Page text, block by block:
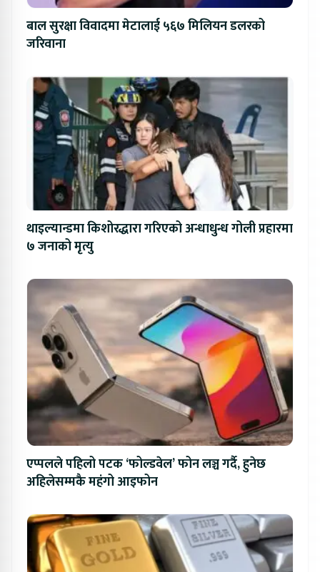
बाल सुरक्षा विवादमा मेटालाई ५६७ मिलियन डलरको
जरिवाना
थाइल्यान्डमा किशोरद्धारा गरिएको अन्धाधुन्ध गोली प्रहारमा
७ जनाको मृत्यु
एप्पलले पहिलो पटक ‘फोल्डवेल’ फोन लञ्च गर्दै, हुनेछ
अहिलेसम्मकै महंगो आइफोन